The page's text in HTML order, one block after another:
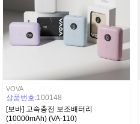
VOVA
상품번호:100148
[보바] 고속충전 보조배터리
(10000mAh) (VA-110)